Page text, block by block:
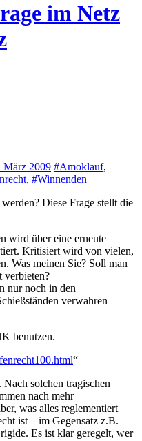
im Netz
März 2009 #Amoklauf,
, #Winnenden
wird über eine erneute
Kritisiert wird von vielen,
Was meinen Sie? Soll man
verbieten?
nur noch in den
verwahren
benutzen.
“
solchen tragischen
nach mehr
was alles reglementiert
ist – im Gegensatz z.B.
Es ist klar geregelt, wer